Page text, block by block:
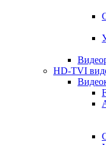
HD-TVI